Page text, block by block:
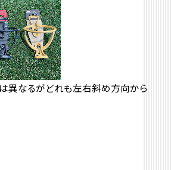
異なるがどれも左右斜め方向から